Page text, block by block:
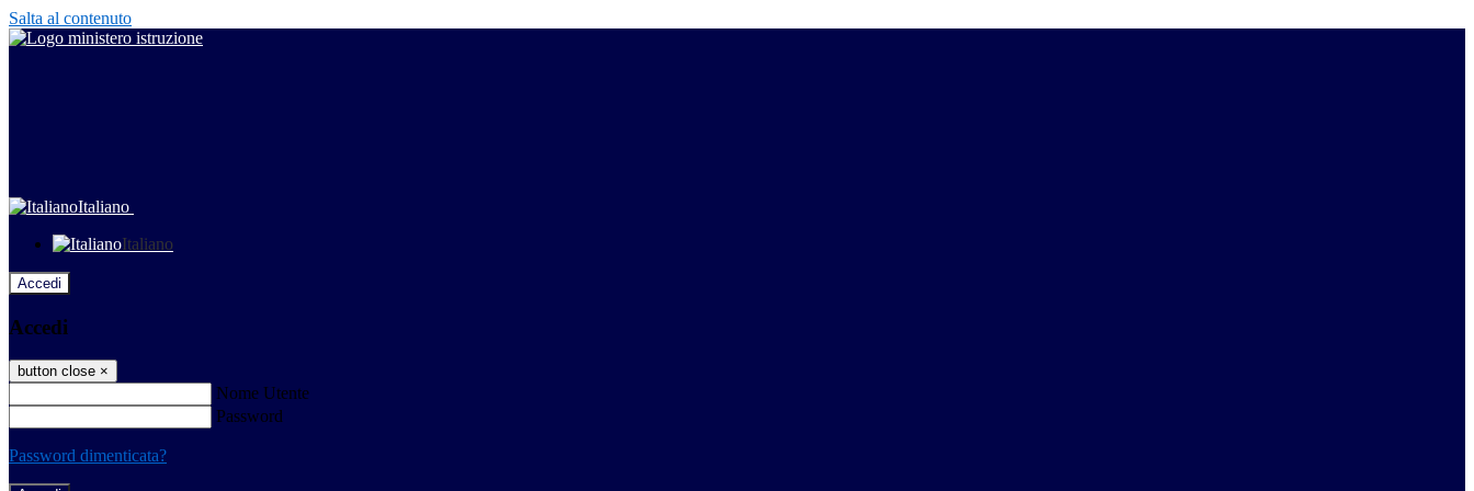
Salta al contenuto
Italiano
Italiano
Accedi
Accedi
button close ×
Nome Utente
Password
Password dimenticata?